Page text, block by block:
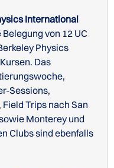
International
von 12 UC
Physics
Das
Sessions,
Trips nach San
Monterey und
Clubs sind ebenfalls